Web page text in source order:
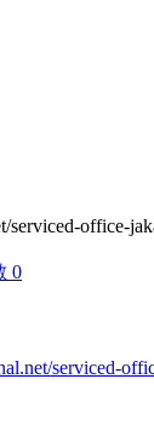
office-
0
serviced-